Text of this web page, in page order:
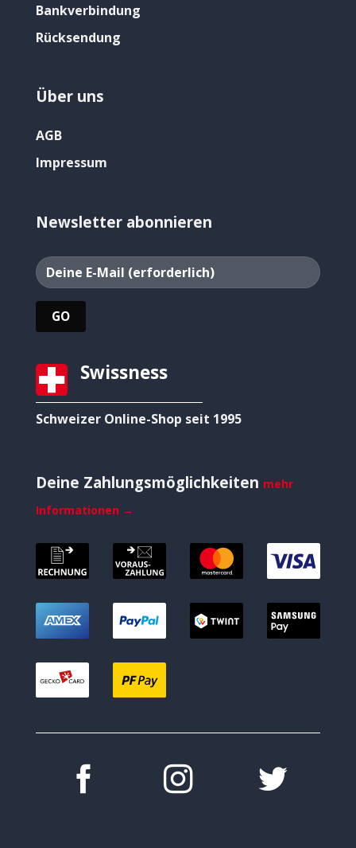
Bankverbindung
Rücksendung
Über uns
AGB
Impressum
Newsletter abonnieren
Swissness
Schweizer Online-Shop seit 1995
Deine Zahlungsmöglichkeiten mehr
Informationen →